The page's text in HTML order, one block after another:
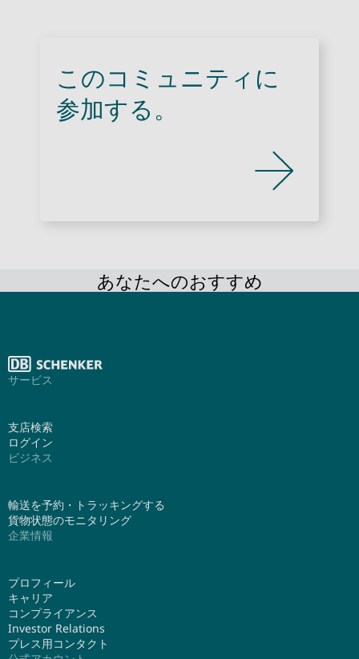
このコミュニティに
参加する。
あなたへのおすすめ
サービス
支店検索
ログイン
ビジネス
輸送を予約・トラッキングする
貨物状態のモニタリング
企業情報
プロフィール
キャリア
コンプライアンス
Investor Relations
プレス用コンタクト